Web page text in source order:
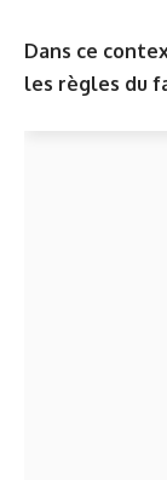
Dans ce
les règles du